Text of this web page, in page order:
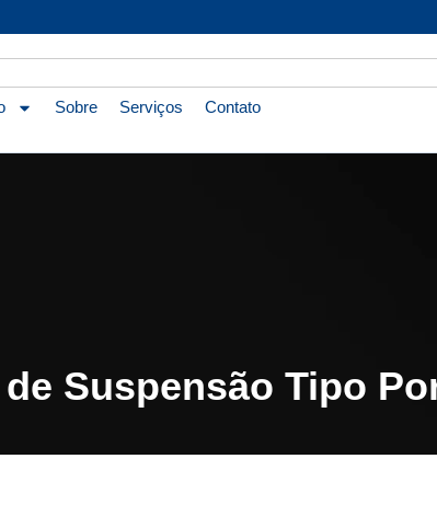
Sobre Serviços Contato
Suspensão Tipo